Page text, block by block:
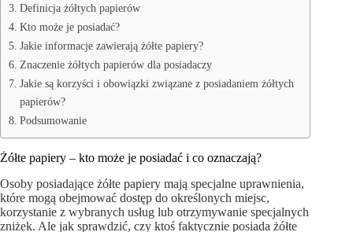
Definicja żółtych papierów
Kto może je posiadać?
Jakie informacje zawierają żółte papiery?
Znaczenie żółtych papierów dla posiadaczy
Jakie są korzyści i obowiązki związane z posiadaniem żółtych
papierów?
Podsumowanie
Żółte papiery – kto może je posiadać i co oznaczają?
Osoby posiadające żółte papiery mają specjalne uprawnienia,
które mogą obejmować dostęp do określonych miejsc,
korzystanie z wybranych usług lub otrzymywanie specjalnych
zniżek. Ale jak sprawdzić, czy ktoś faktycznie posiada żółte